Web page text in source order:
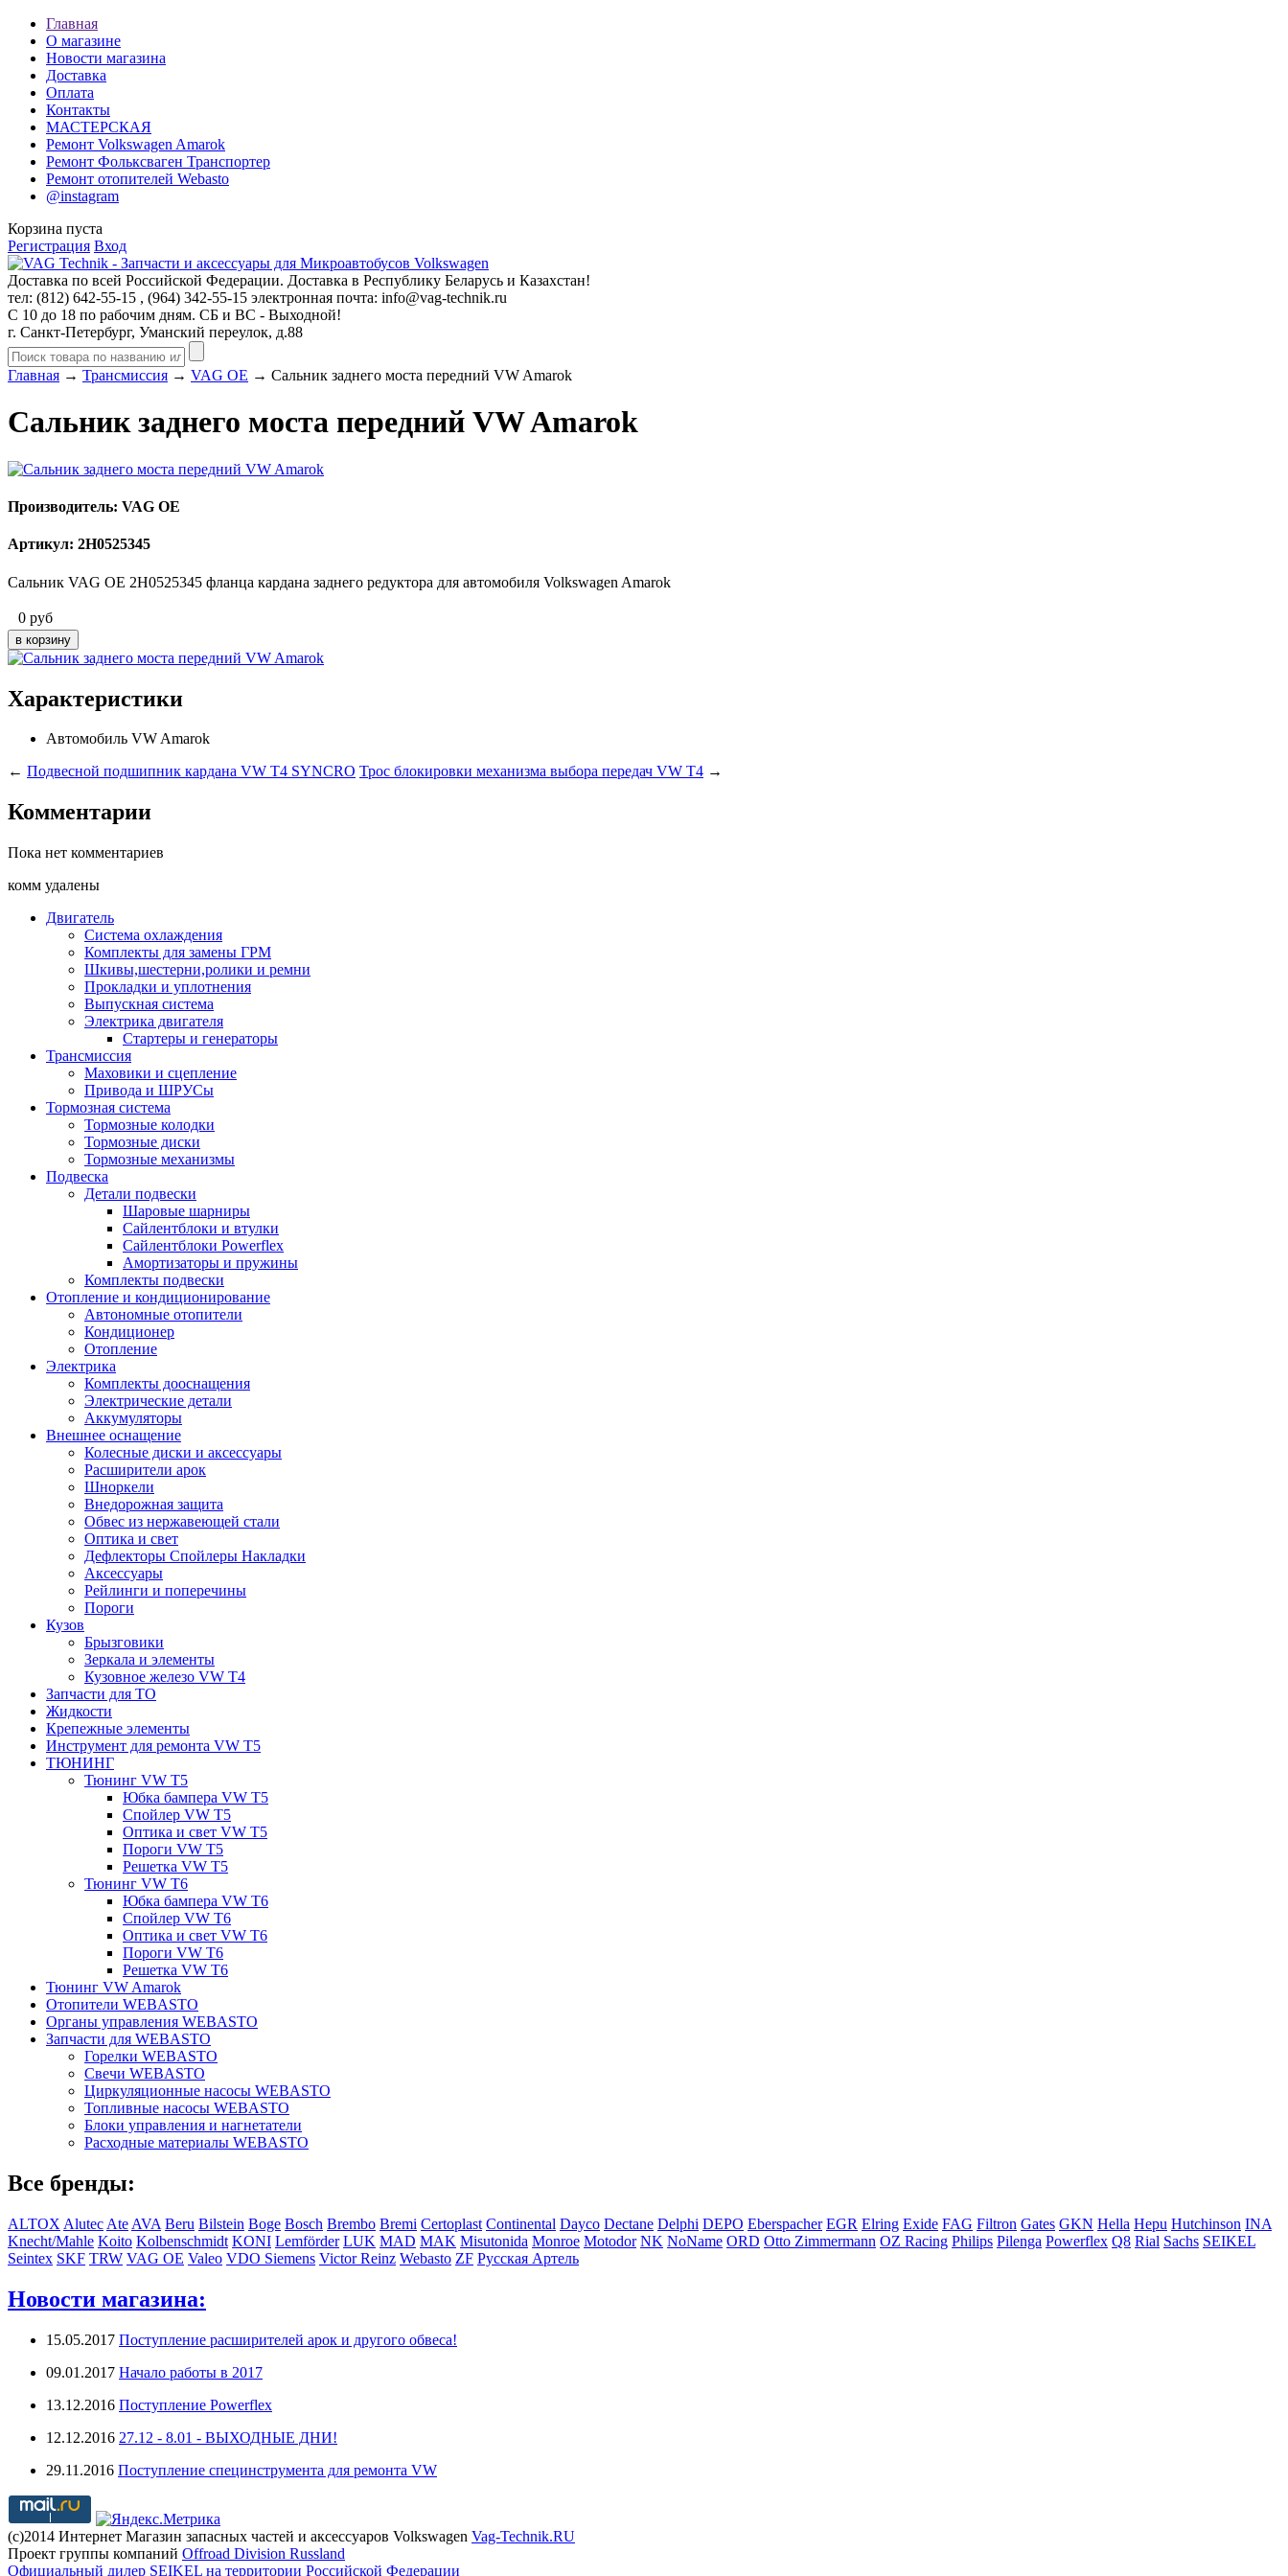
Главная
О магазине
Новости магазина
Доставка
Оплата
Контакты
МАСТЕРСКАЯ
Ремонт Volkswagen Amarok
Ремонт Фольксваген Транспортер
Ремонт отопителей Webasto
@instagram
Корзина пуста
Регистрация Вход
Доставка по всей Российской Федерации. Доставка в Республику Беларусь и Казахстан!
тел: (812) 642-55-15 , (964) 342-55-15 электронная почта: info@vag-technik.ru
С 10 до 18 по рабочим дням. СБ и ВС - Выходной!
г. Санкт-Петербург, Уманский переулок, д.88
Главная → Трансмиссия → VAG OE → Сальник заднего моста передний VW Amarok
Сальник заднего моста передний VW Amarok
Производитель: VAG OE
Артикул: 2H0525345
Сальник VAG OE 2H0525345 фланца кардана заднего редуктора для автомобиля Volkswagen Amarok
0 руб
Характеристики
Автомобиль VW Amarok
← Подвесной подшипник кардана VW T4 SYNCRO Трос блокировки механизма выбора передач VW T4 →
Комментарии
Пока нет комментариев
комм удалены
Двигатель
Система охлаждения
Комплекты для замены ГРМ
Шкивы,шестерни,ролики и ремни
Прокладки и уплотнения
Выпускная система
Электрика двигателя
Стартеры и генераторы
Трансмиссия
Маховики и сцепление
Привода и ШРУСы
Тормозная система
Тормозные колодки
Тормозные диски
Тормозные механизмы
Подвеска
Детали подвески
Шаровые шарниры
Сайлентблоки и втулки
Сайлентблоки Powerflex
Амортизаторы и пружины
Комплекты подвески
Отопление и кондиционирование
Автономные отопители
Кондиционер
Отопление
Электрика
Комплекты дооснащения
Электрические детали
Аккумуляторы
Внешнее оснащение
Колесные диски и аксессуары
Расширители арок
Шноркели
Внедорожная защита
Обвес из нержавеющей стали
Оптика и свет
Дефлекторы Спойлеры Накладки
Аксессуары
Рейлинги и поперечины
Пороги
Кузов
Брызговики
Зеркала и элементы
Кузовное железо VW T4
Запчасти для ТО
Жидкости
Крепежные элементы
Инструмент для ремонта VW T5
ТЮНИНГ
Тюнинг VW T5
Юбка бампера VW T5
Спойлер VW T5
Оптика и свет VW T5
Пороги VW T5
Решетка VW T5
Тюнинг VW T6
Юбка бампера VW T6
Спойлер VW T6
Оптика и свет VW T6
Пороги VW T6
Решетка VW T6
Тюнинг VW Amarok
Отопители WEBASTO
Органы управления WEBASTO
Запчасти для WEBASTO
Горелки WEBASTO
Свечи WEBASTO
Циркуляционные насосы WEBASTO
Топливные насосы WEBASTO
Блоки управления и нагнетатели
Расходные материалы WEBASTO
Все бренды:
ALTOX Alutec Ate AVA Beru Bilstein Boge Bosch Brembo Bremi Certoplast Continental Dayco Dectane Delphi DEPO Eberspacher EGR Elring Exide FAG Filtron Gates GKN Hella Hepu Hutchinson INA
Knecht/Mahle Koito Kolbenschmidt KONI Lemförder LUK MAD MAK Misutonida Monroe Motodor NK NoName ORD Otto Zimmermann OZ Racing Philips Pilenga Powerflex Q8 Rial Sachs SEIKEL
Seintex SKF TRW VAG OE Valeo VDO Siemens Victor Reinz Webasto ZF Русская Артель
Новости магазина:
15.05.2017 Поступление расширителей арок и другого обвеса!
09.01.2017 Начало работы в 2017
13.12.2016 Поступление Powerflex
12.12.2016 27.12 - 8.01 - ВЫХОДНЫЕ ДНИ!
29.11.2016 Поступление специнструмента для ремонта VW
(с)2014 Интернет Магазин запасных частей и аксессуаров Volkswagen Vag-Technik.RU
Проект группы компаний Offroad Division Russland
Официальный дилер SEIKEL на территории Российской Федерации